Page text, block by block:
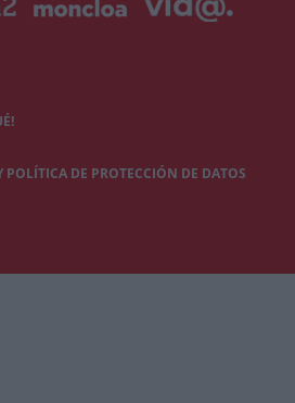
DE PROTECCIÓN DE DATOS